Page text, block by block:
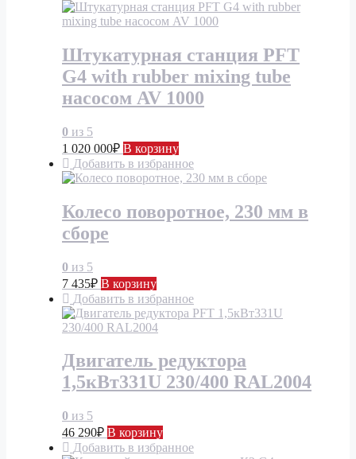
Штукатурная станция PFT
G4 with rubber mixing tube
насосом AV 1000
0 из 5
1 020 000₽ В корзину
Добавить в избранное
Колесо поворотное, 230 мм в
сборе
0 из 5
7 435₽ В корзину
Добавить в избранное
Двигатель редуктора
1,5кВт331U 230/400 RAL2004
0 из 5
46 290₽ В корзину
Добавить в избранное